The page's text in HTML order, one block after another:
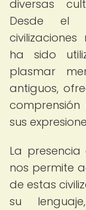
diversas
Desde el
ha sido
plasmar
antiguos,
sus
La
nos permite
de estas
su